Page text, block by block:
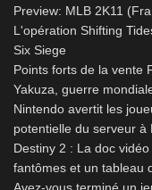
Preview: MLB 2K11
L'opération Shifting
Six Siege
Points forts de la vente
Yakuza, guerre
Nintendo avertit les
potentielle du serveur à
Destiny 2 : La doc
fantômes et un tableau